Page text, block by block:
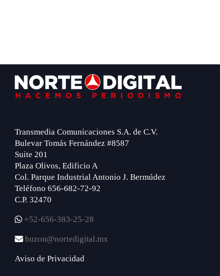
Footer
Transmedia Comunicaciones S.A. de C.V.
Bulevar Tomás Fernández #8587
Suite 201
Plaza Olivos, Edificio A
Col. Parque Industrial Antonio J. Bermúdez
Teléfono 656-682-72-92
C.P. 32470
+52-656-383-25-28
buzon@nortedigital.mx
Aviso de Privacidad